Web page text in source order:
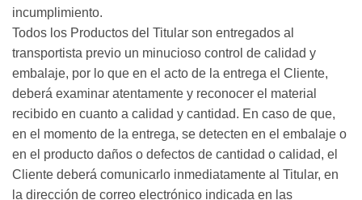
incumplimiento.
Todos los Productos del Titular son entregados al
transportista previo un minucioso control de calidad y
embalaje, por lo que en el acto de la entrega el Cliente,
deberá examinar atentamente y reconocer el material
recibido en cuanto a calidad y cantidad. En caso de que,
en el momento de la entrega, se detecten en el embalaje o
en el producto daños o defectos de cantidad o calidad, el
Cliente deberá comunicarlo inmediatamente al Titular, en
la dirección de correo electrónico indicada en las